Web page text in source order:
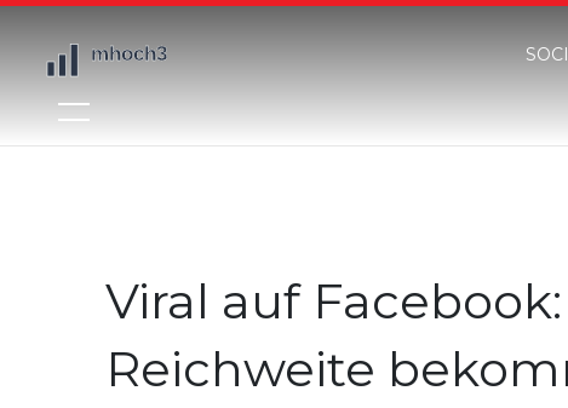
Viral auf
Reichweite